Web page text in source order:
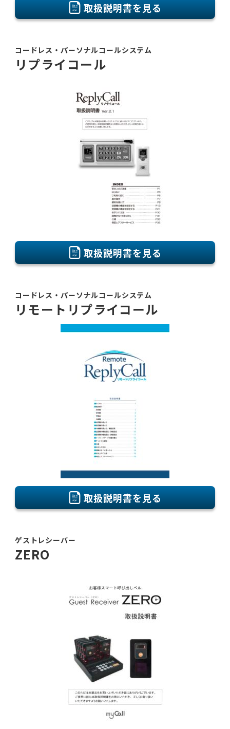
取扱説明書を見る
コードレス・パーソナルコールシステム
リプライコール
取扱説明書を見る
コードレス・パーソナルコールシステム
リモートリプライコール
取扱説明書を見る
ゲストレシーバー
ZERO